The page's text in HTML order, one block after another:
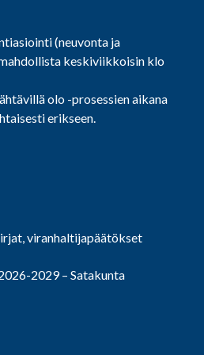
(neuvonta ja
keskiviikkoisin klo
olo -prosessien aikana
erikseen.
viranhaltijapäätökset
2029 – Satakunta